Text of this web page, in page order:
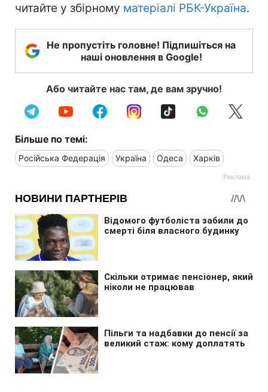
читайте у збірному матеріалі РБК-Україна.
Не пропустіть головне! Підпишіться на
наші оновлення в Google!
Або читайте нас там, де вам зручно!
Більше по темі:
Російська Федерація Україна Одеса Харків